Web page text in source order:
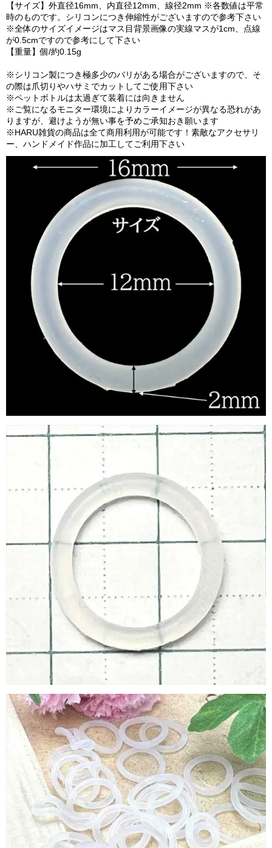
【サイズ】外直径16mm、内直径12mm、線径2mm ※各数値は平常
時のものです。シリコンにつき伸縮性がございますので参考下さい
※全体のサイズイメージはマス目背景画像の実線マスが1cm、点線
が0.5cmですので参考にして下さい
【重量】個/約0.15g
※シリコン製につき極多少のバリがある場合がございますので、そ
の際は爪切りやハサミでカットしてご使用下さい
※ペットボトルは太過ぎて装着には向きません
※ご覧になるモニター環境によりカラーイメージが異なる恐れがあ
りますが、避けようが無い事を予めご承知おき願います
※HARU雑貨の商品は全て商用利用が可能です！素敵なアクセサリ
ー、ハンドメイド作品に加工してご利用下さい